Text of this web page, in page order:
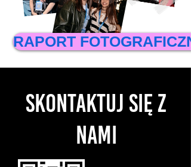
RAPORT
SKONTAKTUJ SIĘ Z
NAMI